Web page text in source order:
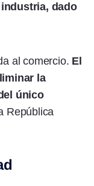
dado
al comercio. El
la
único
República